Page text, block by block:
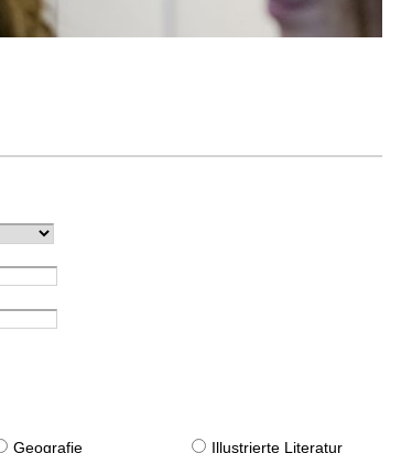
Geografie
Illustrierte Literatur